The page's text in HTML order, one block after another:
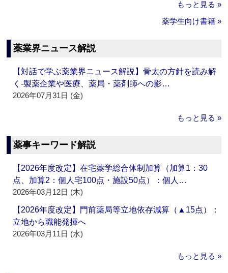
もっと見る »
薬学生向け書籍 »
薬業界ニュース解説
【対話で学ぶ薬業界ニュース解説】骨太の方針を読み解
く‐製薬企業や医療、薬局・薬剤師への影…
2026年07月31日 (金)
もっと見る »
薬事キーワード解説
【2026年度改定】在宅薬学総合体制加算（加算1：30
点、加算2：個人宅100点・施設50点）：個人…
2026年03月12日 (木)
【2026年度改定】門前薬局等立地依存減算（▲15点）：
立地から職能発揮へ
2026年03月11日 (水)
もっと見る »